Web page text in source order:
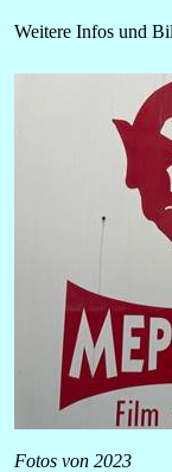
Weitere Infos und
Fotos von 2023